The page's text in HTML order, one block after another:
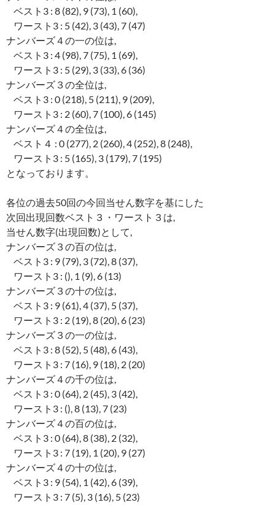
ベスト3 : 8 (82), 9 (73), 1 (60),
ワースト3 : 5 (42), 3 (43), 7 (47)
ナンバーズ４の一の位は,
ベスト3 : 4 (98), 7 (75), 1 (69),
ワースト3 : 5 (29), 3 (33), 6 (36)
ナンバーズ３の全位は,
ベスト3 : 0 (218), 5 (211), 9 (209),
ワースト3 : 2 (60), 7 (100), 6 (145)
ナンバーズ４の全位は,
ベスト４ : 0 (277), 2 (260), 4 (252), 8 (248),
ワースト3 : 5 (165), 3 (179), 7 (195)
となっております。
各位の過去50回の今回当せん数字を基にした
次回出現回数ベスト３・ワースト３は,
当せん数字(出現回数)として,
ナンバーズ３の百の位は,
ベスト3 : 9 (79), 3 (72), 8 (37),
ワースト3 : (), 1 (9), 6 (13)
ナンバーズ３の十の位は,
ベスト3 : 9 (61), 4 (37), 5 (37),
ワースト3 : 2 (19), 8 (20), 6 (23)
ナンバーズ３の一の位は,
ベスト3 : 8 (52), 5 (48), 6 (43),
ワースト3 : 7 (16), 9 (18), 2 (20)
ナンバーズ４の千の位は,
ベスト3 : 0 (64), 2 (45), 3 (42),
ワースト3 : (), 8 (13), 7 (23)
ナンバーズ４の百の位は,
ベスト3 : 0 (64), 8 (38), 2 (32),
ワースト3 : 7 (19), 1 (20), 9 (27)
ナンバーズ４の十の位は,
ベスト3 : 9 (54), 1 (42), 6 (39),
ワースト3 : 7 (5), 3 (16), 5 (23)